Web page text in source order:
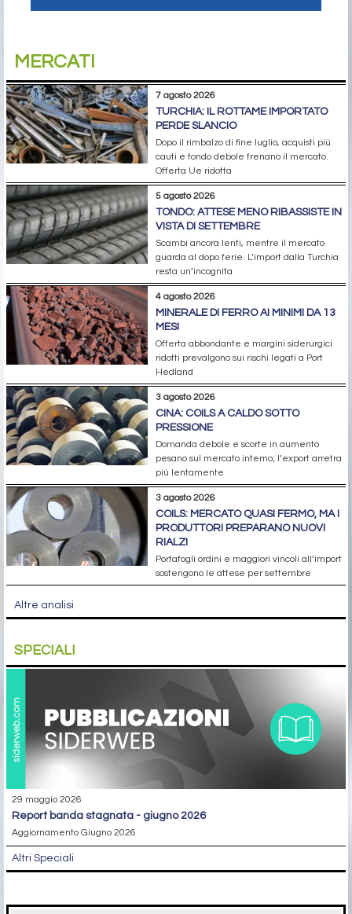
MERCATI
7 agosto 2026
TURCHIA: IL ROTTAME IMPORTATO
PERDE SLANCIO
Dopo il rimbalzo di fine luglio, acquisti più
cauti e tondo debole frenano il mercato.
Offerta Ue ridotta
5 agosto 2026
TONDO: ATTESE MENO RIBASSISTE IN
VISTA DI SETTEMBRE
Scambi ancora lenti, mentre il mercato
guarda al dopo ferie. L’import dalla Turchia
resta un’incognita
4 agosto 2026
MINERALE DI FERRO AI MINIMI DA 13
MESI
Offerta abbondante e margini siderurgici
ridotti prevalgono sui rischi legati a Port
Hedland
3 agosto 2026
CINA: COILS A CALDO SOTTO
PRESSIONE
Domanda debole e scorte in aumento
pesano sul mercato interno; l’export arretra
più lentamente
3 agosto 2026
COILS: MERCATO QUASI FERMO, MA I
PRODUTTORI PREPARANO NUOVI
RIALZI
Portafogli ordini e maggiori vincoli all’import
sostengono le attese per settembre
Altre analisi
SPECIALI
29 maggio 2026
report banda stagnata - giugno 2026
Aggiornamento Giugno 2026
Altri Speciali